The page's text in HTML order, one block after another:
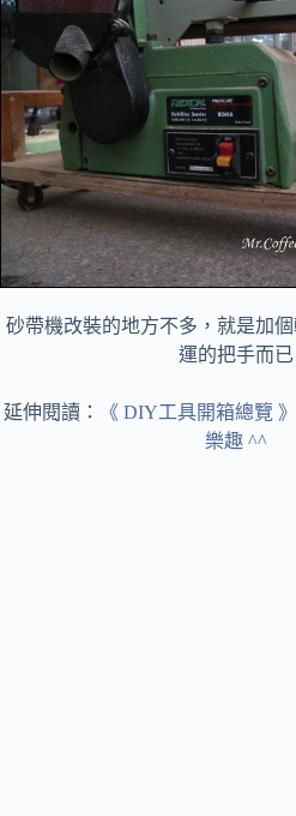
砂帶機改裝的地方不多，就是加
運的把手而已
延伸閱讀：
《 DIY工具開箱總覽
樂趣 ^^